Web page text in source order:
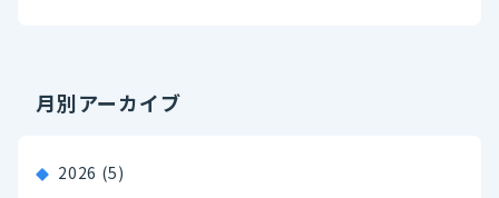
月別アーカイブ
2026 (5)